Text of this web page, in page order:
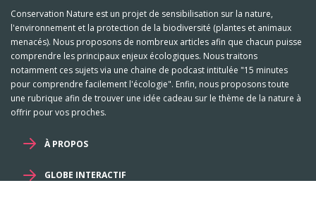
Conservation Nature est un projet de sensibilisation sur la nature,
l'environnement et la protection de la biodiversité (plantes et animaux
menacés). Nous proposons de nombreux articles afin que chacun puisse
comprendre les principaux enjeux écologiques. Nous traitons
notamment ces sujets via une chaine de podcast intitulée "15 minutes
pour comprendre facilement l'écologie". Enfin, nous proposons toute
une rubrique afin de trouver une idée cadeau sur le thème de la nature à
offrir pour vos proches.
À PROPOS
GLOBE INTERACTIF